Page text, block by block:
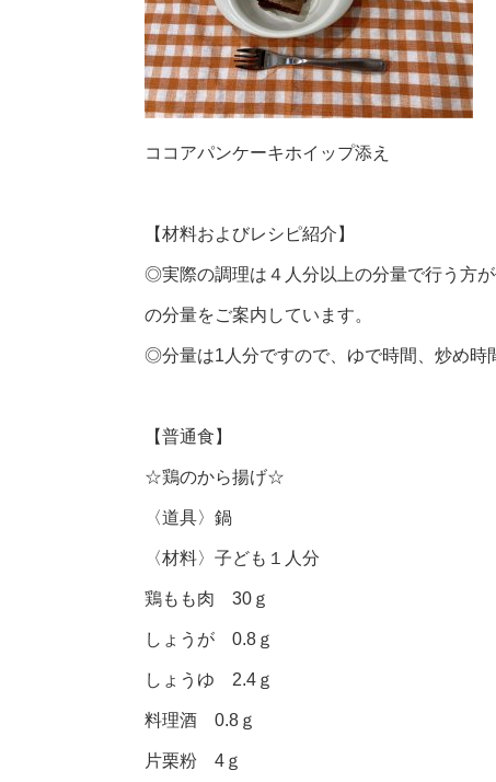
ココアパンケーキホイップ添え
【材料およびレシピ紹介】
◎実際の調理は４人分以上の分量で行う方
の分量をご案内しています。
◎分量は1人分ですので、ゆで時間、炒め時
【普通食】
☆鶏のから揚げ☆
〈道具〉鍋
〈材料〉子ども１人分
鶏もも肉 30ｇ
しょうが 0.8ｇ
しょうゆ 2.4ｇ
料理酒 0.8ｇ
片栗粉 4ｇ